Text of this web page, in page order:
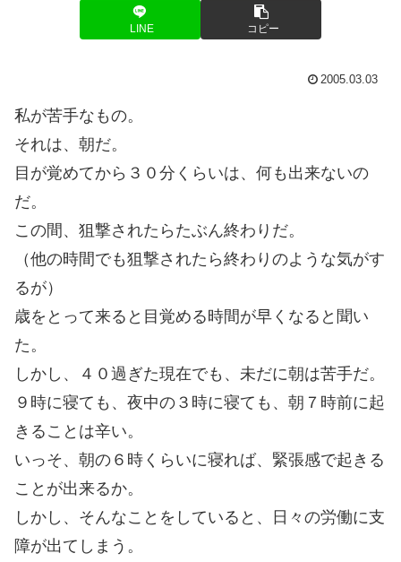
LINE コピー
2005.03.03
私が苦手なもの。
それは、朝だ。
目が覚めてから３０分くらいは、何も出来ないの
だ。
この間、狙撃されたらたぶん終わりだ。
（他の時間でも狙撃されたら終わりのような気がす
るが）
歳をとって来ると目覚める時間が早くなると聞い
た。
しかし、４０過ぎた現在でも、未だに朝は苦手だ。
９時に寝ても、夜中の３時に寝ても、朝７時前に起
きることは辛い。
いっそ、朝の６時くらいに寝れば、緊張感で起きる
ことが出来るか。
しかし、そんなことをしていると、日々の労働に支
障が出てしまう。